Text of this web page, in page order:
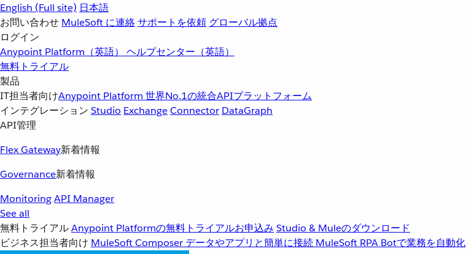
English (Full site) 日本語
お問い合わせ MuleSoft に連絡サポートを依頼 グローバル拠点
ログイン
Anypoint Platform（英語） ヘルプセンター（英語）
無料トライアル
製品
IT担当者向けAnypoint Platform 世界No.1の統合APIプラットフォーム
インテグレーション Studio ExchangeConnector DataGraph
API管理
Flex Gateway新着情報
Governance新着情報
MonitoringAPI Manager
See all
無料トライアルAnypoint Platformの無料トライアルお申込み Studio & Muleのダウンロード
ビジネス担当者向け MuleSoft Composer データやアプリと簡単に接続 MuleSoft RPA Botで業務を自動化